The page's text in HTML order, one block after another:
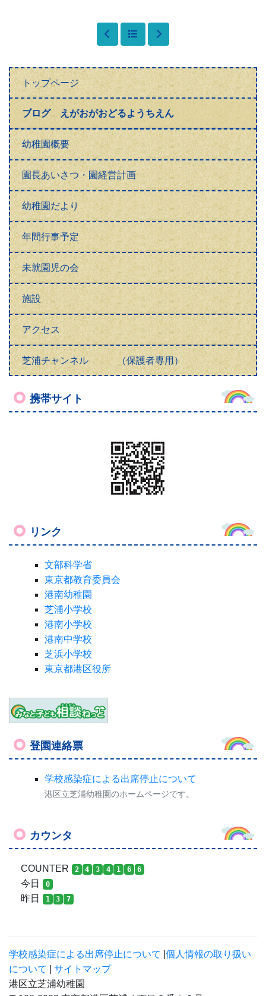
トップページ
ブログ えがおがおどるようちえん
幼稚園概要
園長あいさつ・園経営計画
幼稚園だより
年間行事予定
未就園児の会
施設
アクセス
芝浦チャンネル （保護者専用）
携帯サイト
リンク
文部科学省
東京都教育委員会
港南幼稚園
芝浦小学校
港南小学校
港南中学校
芝浜小学校
東京都港区役所
登園連絡票
学校感染症による出席停止について
港区立芝浦幼稚園のホームページです。
カウンタ
COUNTER 2 4 3 4 1 6 6
今日 0
昨日 1 3 7
学校感染症による出席停止について 個人情報の取り扱い
について
サイトマップ
港区立芝浦幼稚園